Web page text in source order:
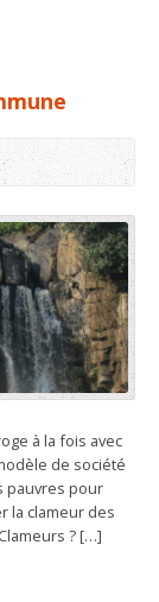
à la fois avec
de société
pauvres pour
la clameur des
? […]